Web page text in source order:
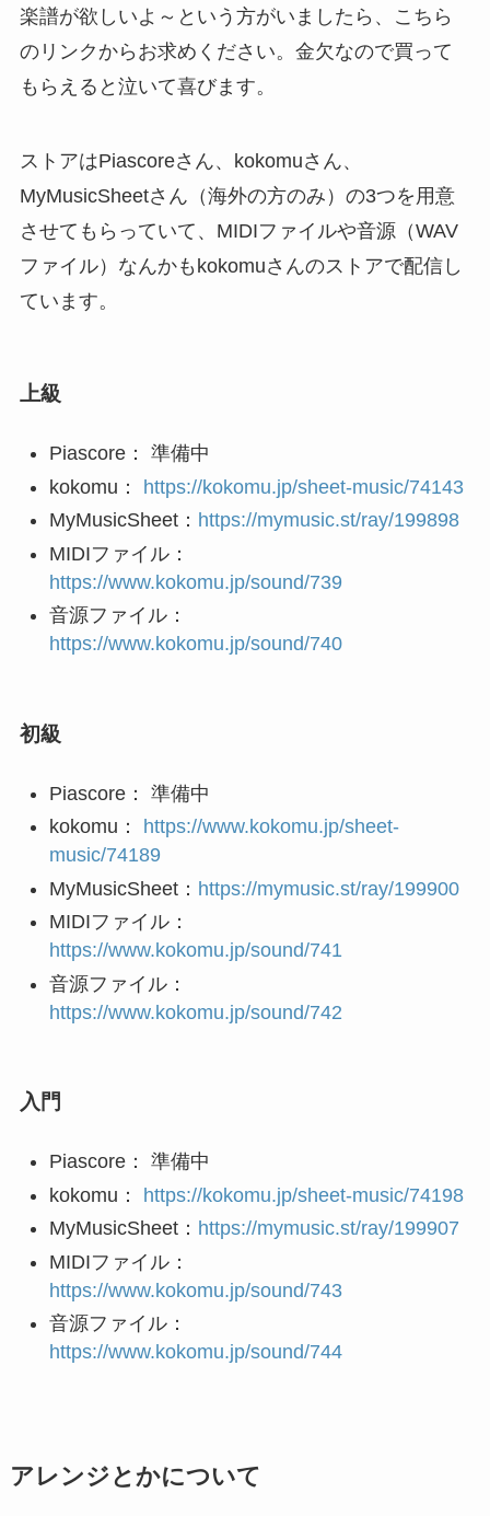
楽譜が欲しいよ～という方がいましたら、こちら
のリンクからお求めください。金欠なので買って
もらえると泣いて喜びます。
ストアはPiascoreさん、kokomuさん、
MyMusicSheetさん（海外の方のみ）の3つを用意
させてもらっていて、MIDIファイルや音源（WAV
ファイル）なんかもkokomuさんのストアで配信し
ています。
上級
Piascore： 準備中
kokomu： https://kokomu.jp/sheet-music/74143
MyMusicSheet： https://mymusic.st/ray/199898
MIDIファイル：
https://www.kokomu.jp/sound/739
音源ファイル：
https://www.kokomu.jp/sound/740
初級
Piascore： 準備中
kokomu：
https://www.kokomu.jp/sheet-
music/74189
MyMusicSheet： https://mymusic.st/ray/199900
MIDIファイル：
https://www.kokomu.jp/sound/741
音源ファイル：
https://www.kokomu.jp/sound/742
入門
Piascore： 準備中
kokomu： https://kokomu.jp/sheet-music/74198
MyMusicSheet： https://mymusic.st/ray/199907
MIDIファイル：
https://www.kokomu.jp/sound/743
音源ファイル：
https://www.kokomu.jp/sound/744
アレンジとかについて